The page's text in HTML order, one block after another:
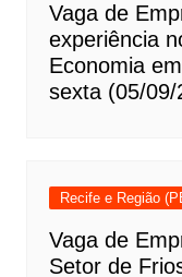
Vaga de
experiência
Economia
sexta (05/09/
Recife e Região
Vaga de
Setor de